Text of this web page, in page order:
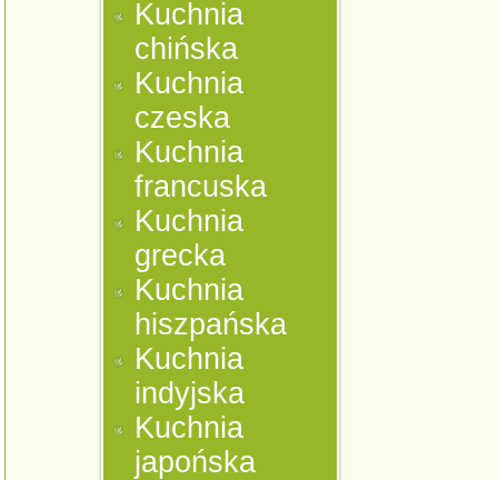
Kuchnia
chińska
Kuchnia
czeska
Kuchnia
francuska
Kuchnia
grecka
Kuchnia
hiszpańska
Kuchnia
indyjska
Kuchnia
japońska